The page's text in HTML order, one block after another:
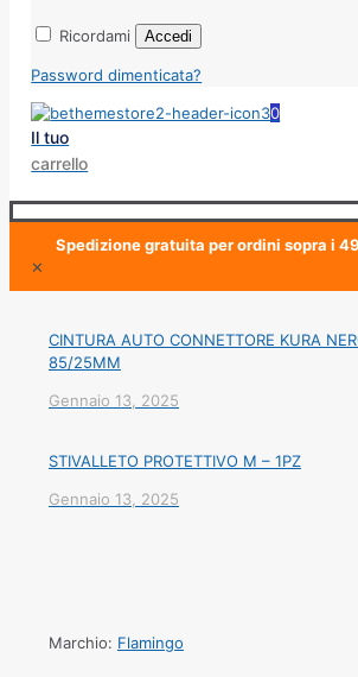
Ricordami Accedi
Password dimenticata?
0
Il tuo
carrello
Spedizione gratuita per ordini sopra i
✕
CINTURA AUTO CONNETTORE KURA
85/25MM
Gennaio 13, 2025
STIVALLETO PROTETTIVO M – 1PZ
Gennaio 13, 2025
Marchio: Flamingo